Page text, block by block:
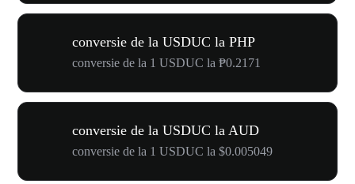
conversie de la USDUC la PHP
conversie de la 1 USDUC la ₱0.2171
conversie de la USDUC la AUD
conversie de la 1 USDUC la $0.005049